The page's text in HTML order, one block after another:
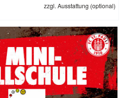
zzgl. Ausstattung (optional)